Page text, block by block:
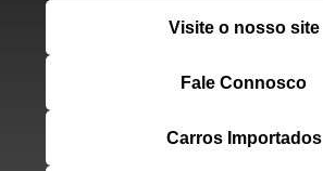
Visite o nosso site
Fale Connosco
Carros Importados